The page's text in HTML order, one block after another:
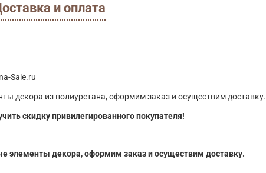
и оплата
Sale.ru
декора из полиуретана, оформим заказ и осуществим доставку.
скидку привилегированного покупателя!
декора, оформим заказ и осуществим доставку.